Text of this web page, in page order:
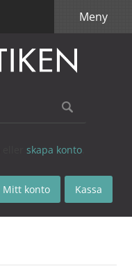
skapa konto
Mitt konto Kassa
Meny